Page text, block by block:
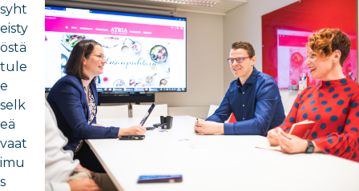
syht
eisty
östä
tule
e
selk
eä
vaat
imu
s